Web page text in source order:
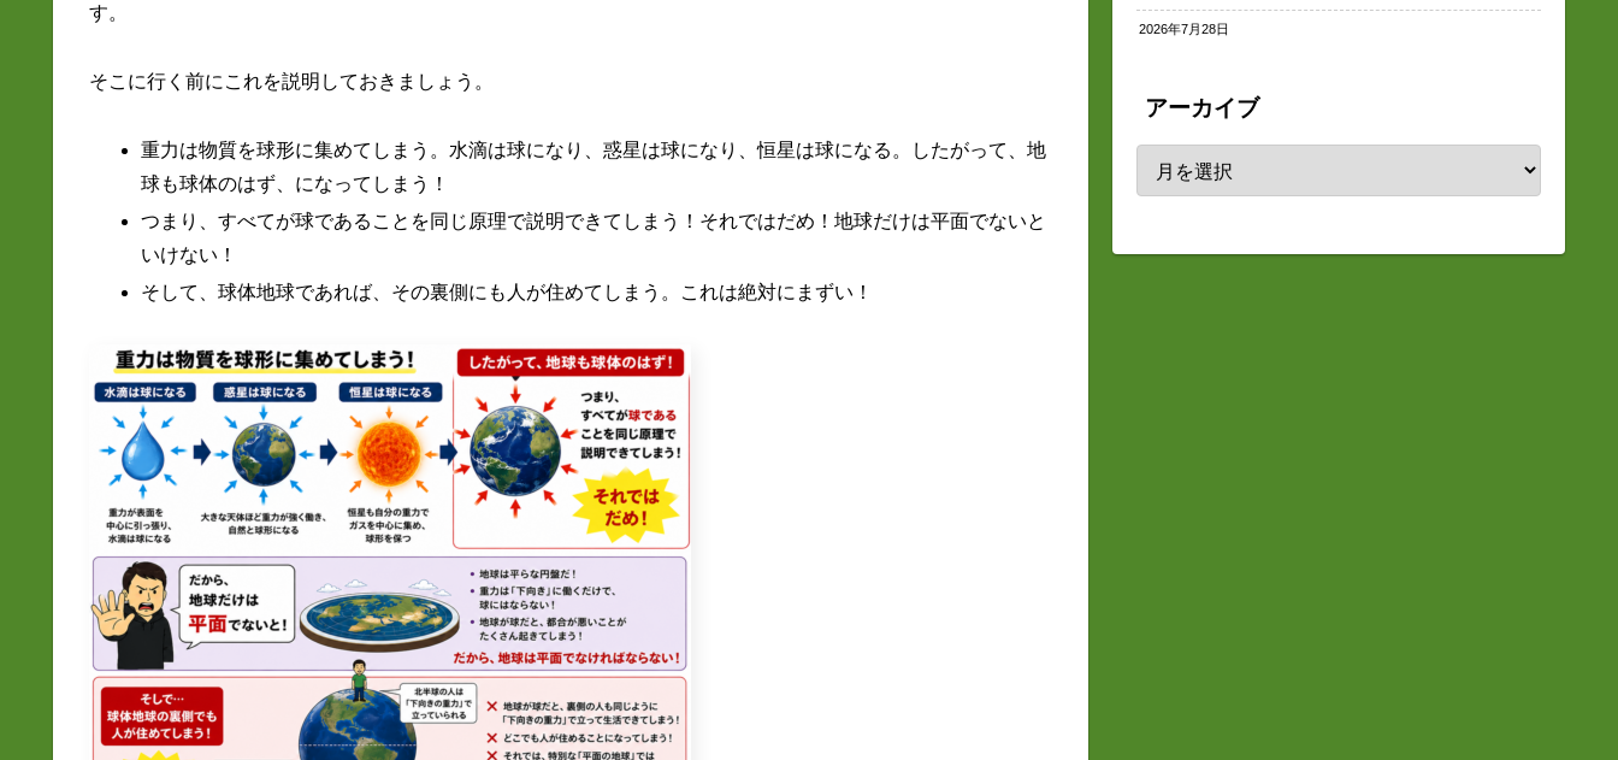
す。
そこに行く前にこれを説明しておきましょう。
重力は物質を球形に集めてしまう。水滴は球になり、惑星は球になり、恒星は球になる。したがって、地
球も球体のはず、になってしまう！
つまり、すべてが球であることを同じ原理で説明できてしまう！それではだめ！地球だけは平面でないと
いけない！
そして、球体地球であれば、その裏側にも人が住めてしまう。これは絶対にまずい！
2026年7月28日
アーカイブ